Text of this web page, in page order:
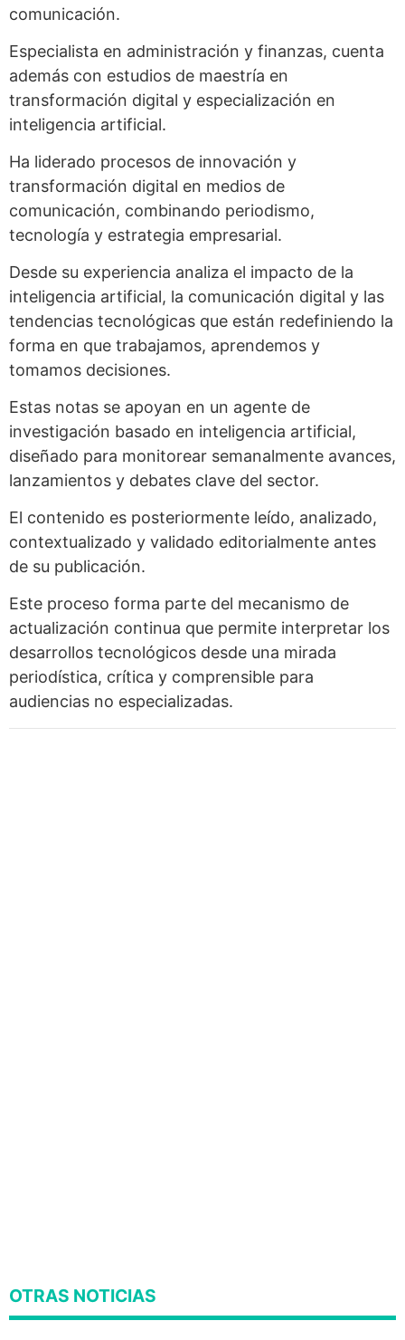
comunicación.
Especialista en administración y finanzas, cuenta
además con estudios de maestría en
transformación digital y especialización en
inteligencia artificial.
Ha liderado procesos de innovación y
transformación digital en medios de
comunicación, combinando periodismo,
tecnología y estrategia empresarial.
Desde su experiencia analiza el impacto de la
inteligencia artificial, la comunicación digital y las
tendencias tecnológicas que están redefiniendo la
forma en que trabajamos, aprendemos y
tomamos decisiones.
Estas notas se apoyan en un agente de
investigación basado en inteligencia artificial,
diseñado para monitorear semanalmente avances,
lanzamientos y debates clave del sector.
El contenido es posteriormente leído, analizado,
contextualizado y validado editorialmente antes
de su publicación.
Este proceso forma parte del mecanismo de
actualización continua que permite interpretar los
desarrollos tecnológicos desde una mirada
periodística, crítica y comprensible para
audiencias no especializadas.
OTRAS NOTICIAS